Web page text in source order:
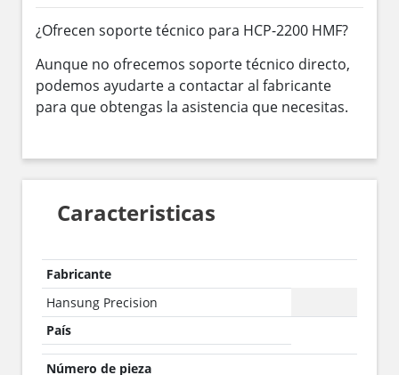
¿Ofrecen soporte técnico para HCP-2200 HMF?
Aunque no ofrecemos soporte técnico directo,
podemos ayudarte a contactar al fabricante
para que obtengas la asistencia que necesitas.
Caracteristicas
Fabricante
Hansung Precision
País
Número de pieza